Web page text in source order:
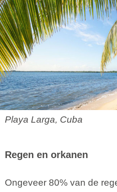
Playa Larga, Cuba
Regen en orkanen
Ongeveer 80% van de